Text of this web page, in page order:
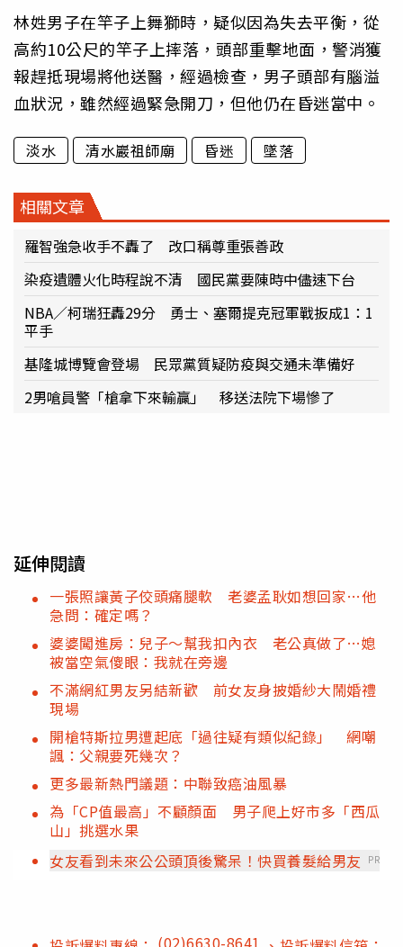
林姓男子在竿子上舞獅時，疑似因為失去平衡，從
高約10公尺的竿子上摔落，頭部重擊地面，警消獲
報趕抵現場將他送醫，經過檢查，男子頭部有腦溢
血狀況，雖然經過緊急開刀，但他仍在昏迷當中。
淡水 清水巖祖師廟 昏迷 墜落
相關文章
羅智強急收手不轟了 改口稱尊重張善政
染疫遺體火化時程說不清 國民黨要陳時中儘速下台
NBA／柯瑞狂轟29分 勇士、塞爾提克冠軍戰扳成1：1
平手
基隆城博覽會登場 民眾黨質疑防疫與交通未準備好
2男嗆員警「槍拿下來輸贏」 移送法院下場慘了
延伸閱讀
一張照讓黃子佼頭痛腿軟 老婆孟耿如想回家…他
急問：確定嗎？
婆婆闖進房：兒子～幫我扣內衣 老公真做了…媳
被當空氣傻眼：我就在旁邊
不滿網紅男友另結新歡 前女友身披婚紗大鬧婚禮
現場
開槍特斯拉男遭起底「過往疑有類似紀錄」 網嘲
諷：父親要死幾次？
更多最新熱門議題：中聯致癌油風暴
為「CP值最高」不顧顏面 男子爬上好市多「西瓜
山」挑選水果
女友看到未來公公頭頂後驚呆！快買養髮給男友
PR